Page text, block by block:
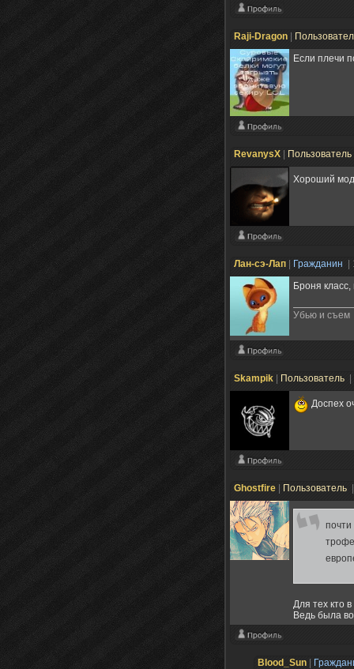
Raji-Dragon
Если плечи
RevanysX Пользователь
Хороший
Лан-сэ-Лап Гражданин
Броня
Убью и съем
Skampik Пользователь
Доспех
Ghostfire Пользователь
почти
Для тех кто
Ведь была
Blood_Sun